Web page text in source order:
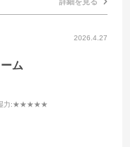
2026.4.27
ム
力:★★★★★